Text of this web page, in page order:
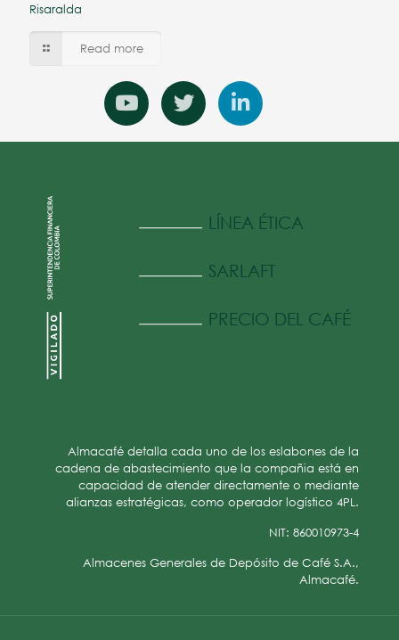
Risaralda
Read more
LÍNEA ÉTICA
SARLAFT
PRECIO DEL CAFÉ
Almacafé detalla cada uno de los eslabones de la
cadena de abastecimiento que la compañia está en
capacidad de atender directamente o mediante
alianzas estratégicas, como operador logístico 4PL.
NIT: 860010973-4
Almacenes Generales de Depósito de Café S.A.,
Almacafé.